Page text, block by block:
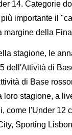
14. Categorie
importante il
margine della
stagione, le
dell'Attività di
di Base
loro stagione, a
come l'Under 12
Sporting